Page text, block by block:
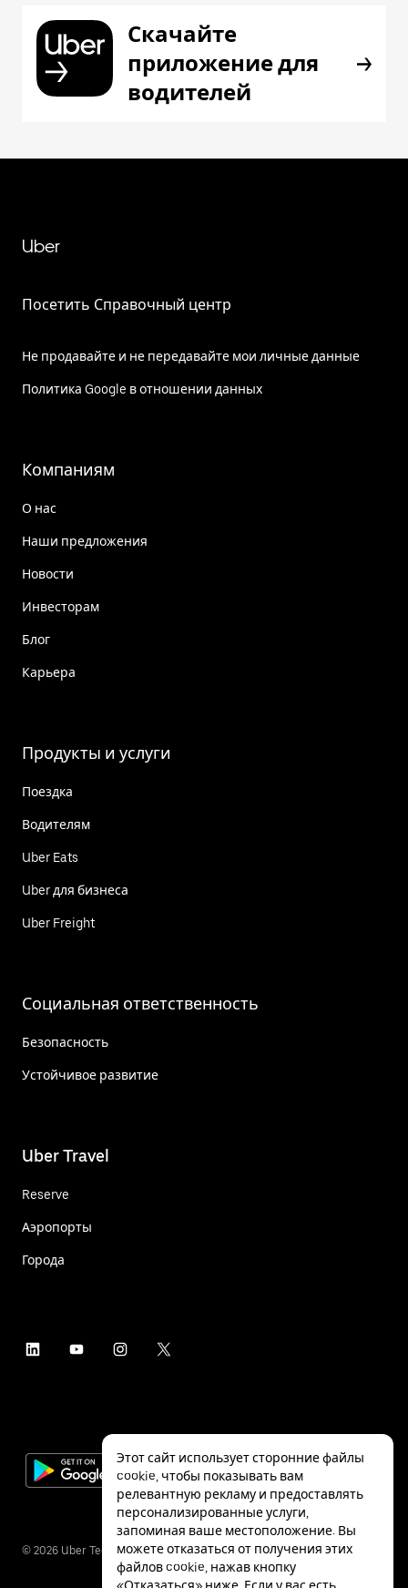
Скачайте
приложение для
водителей
Uber
Посетить Справочный центр
Не продавайте и не передавайте мои личные данные
Политика Google в отношении данных
Компаниям
О нас
Наши предложения
Новости
Инвесторам
Блог
Карьера
Продукты и услуги
Поездка
Водителям
Uber Eats
Uber для бизнеса
Uber Freight
Социальная ответственность
Безопасность
Устойчивое развитие
Uber Travel
Reserve
Аэропорты
Города
© 2026 Uber Technologies Inc.
Этот сайт использует сторонние файлы
cookie, чтобы показывать вам
релевантную рекламу и предоставлять
персонализированные услуги,
запоминая ваше местоположение. Вы
можете отказаться от получения этих
файлов cookie, нажав кнопку